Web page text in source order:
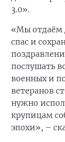
3.0».
«Мы отдаём
спас и
послушать
военных и
ветеранов
нужно
крупицам
эпохи», –